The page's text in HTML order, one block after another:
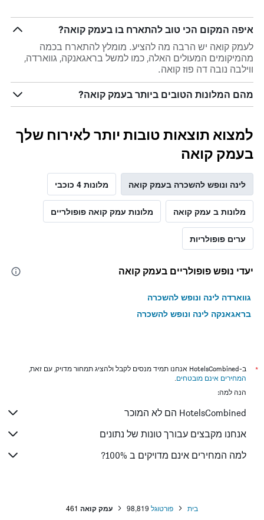
איפה המקום הכי טוב להתארח בו בעמק קואה?
לעמק קואה יש הרבה מה להציע. מומלץ להתארח בכמה
מהמיקומים המעולים האלה, כמו למשל בראגאנקה, גווארדה,
ווילבה נובה דה פוז קואה.
מהם המלונות הטובים ביותר בעמק קואה?
למצוא תוצאות טובות יותר לאירוח שלך
בעמק קואה
לינה ונופש להשכרה בעמק קואה מלונות 4 כוכבי
מלונות ב עמק קואה מלונות עמק קואה פופולריים
ערים פופולריות
יעדי נופש פופולריים בעמק קואה
גווארדה לינה ונופש להשכרה
בראגאנקה לינה ונופש להשכרה
*
ב-HotelsCombined אנחנו תמיד מנסים לקבל ולהציג תמחור מדויק, עם זאת,
המחירים אינם מובטחים.
הנה למה:
HotelsCombined הם לא המוכר
אנחנו מקבצים עבורך טונות של נתונים
למה המחירים אינם מדויקים ב 100%?
בית פורטוגל 98,819 עמק קואה 461